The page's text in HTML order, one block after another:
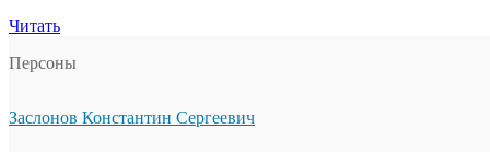
Читать
Персоны
Заслонов Константин Сергеевич